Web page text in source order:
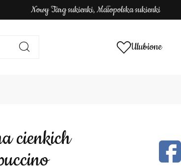
Nowy Targ sukienki, Małopolska sukienki
Ulubione